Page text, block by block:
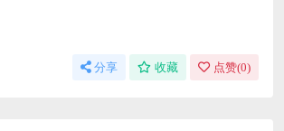
分享 收藏 点赞(0)